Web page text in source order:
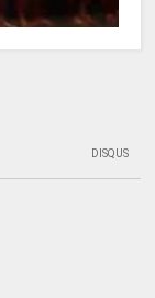
DISQUS